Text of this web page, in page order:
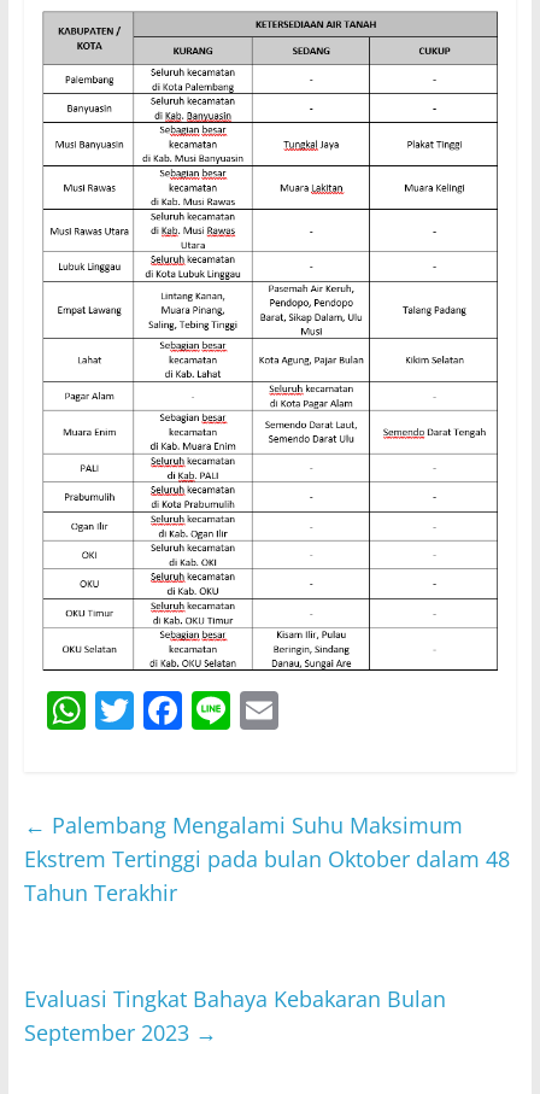
W
s
A
p
T
er
F
e
b
k
Li E
l
← Palembang Mengalami Suhu Maksimum
Ekstrem Tertinggi pada bulan Oktober dalam 48
Tahun Terakhir
Evaluasi Tingkat Bahaya Kebakaran Bulan
September 2023 →